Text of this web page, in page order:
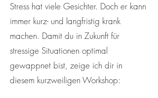
Stress hat viele Gesichter. Doch er kann
immer kurz- und langfristig krank
machen. Damit du in Zukunft für
stressige Situationen optimal
gewappnet bist, zeige ich dir in
diesem kurzweiligen Workshop: